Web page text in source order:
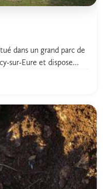
dans un grand parc de
sur-Eure et dispose...